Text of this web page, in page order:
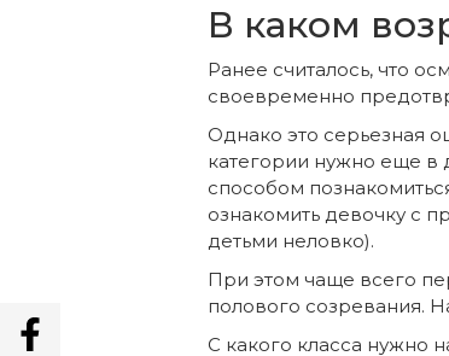
В каком
Ранее считалось, что
своевременно
Однако это серьезная
категории нужно еще в
способом
ознакомить девочку с
детьми неловко).
При этом чаще всего
полового созревания.
С какого класса нужно